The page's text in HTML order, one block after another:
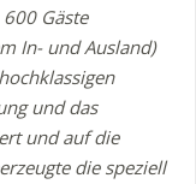
Gäste
In- und Ausland)
und das
und auf die
die speziell